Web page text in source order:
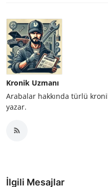
Kronik Uzmanı
Arabalar hakkında türlü
yazar.
İlgili Mesajlar